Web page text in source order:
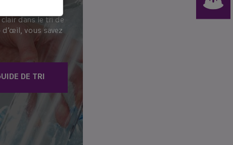
! 💡
dans le tri de
d’œil, vous savez
DE TRI